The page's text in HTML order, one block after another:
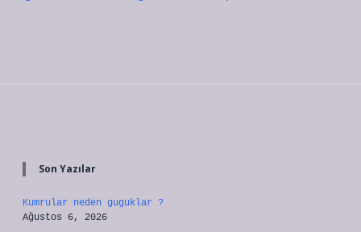
Son Yazılar
Kumrular neden guguklar ?
Ağustos 6, 2026